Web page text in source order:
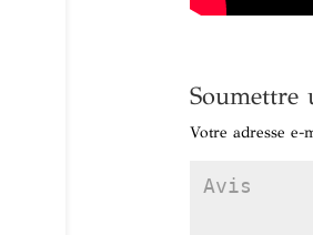
Soumettre
Votre adresse e-